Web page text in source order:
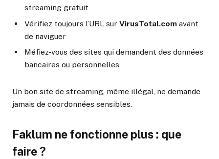
streaming gratuit
Vérifiez toujours l’URL sur VirusTotal.com avant
de naviguer
Méfiez-vous des sites qui demandent des données
bancaires ou personnelles
Un bon site de streaming, même illégal, ne demande
jamais de coordonnées sensibles.
Faklum ne fonctionne plus : que
faire ?